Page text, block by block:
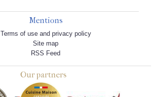
Mentions
Terms of use and privacy policy
Site map
RSS Feed
Our partners